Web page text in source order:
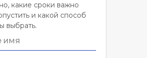
какие сроки важно
и какой способ
выбрать.